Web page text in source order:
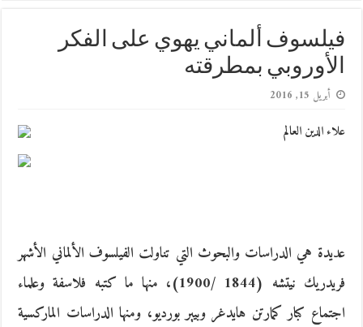
فيلسوف ألماني يهوي على الفكر
الأوروبي بمطرقته
أبريل 15, 2016
علاء الدين العالم
عديدة هي الدراسات والبحوث التي تناولت الفيلسوف الألماني الأشهر
فريدريك نيتشه (1844 /1900)، منها ما كتبه فلاسفة وعلماء
اجتماع كبار كمارتن هايدغر وبيير بورديو، ومنها الدراسات الماركسية